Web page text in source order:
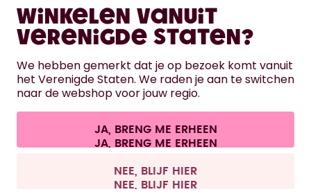
ONTDEK
HULP
CONTACT
Cookie-instellingen Algemene voorwaarden
Juridische informatie Overeenkomst herroepen
Alle prijzen zijn inclusief BTW en exclusief verzendkosten.
Winkelen vanuit
Verenigde Staten?
We hebben gemerkt dat je op bezoek komt vanuit
het Verenigde Staten. We raden je aan te switchen
naar de webshop voor jouw regio.
JA, BRENG ME ERHEEN
NEE, BLIJF HIER